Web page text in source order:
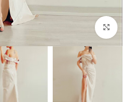
بزرگنمایی تصویر